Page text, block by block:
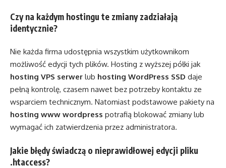
Czy na każdym hostingu te zmiany zadziałają
identycznie?
Nie każda firma udostępnia wszystkim użytkownikom
możliwość edycji tych plików. Hosting z wyższej półki jak
hosting VPS serwer lub hosting WordPress SSD daje
pełną kontrolę, czasem nawet bez potrzeby kontaktu ze
wsparciem technicznym. Natomiast podstawowe pakiety na
hosting www wordpress potrafią blokować zmiany lub
wymagać ich zatwierdzenia przez administratora.
Jakie błędy świadczą o nieprawidłowej edycji pliku
.htaccess?